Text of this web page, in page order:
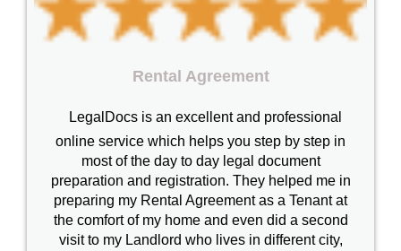
Rental Agreement
LegalDocs is an excellent and professional
online service which helps you step by step in
most of the day to day legal document
preparation and registration. They helped me in
preparing my Rental Agreement as a Tenant at
the comfort of my home and even did a second
visit to my Landlord who lives in different city,